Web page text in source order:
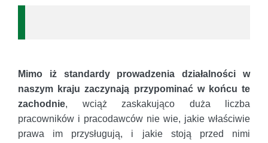
Mimo iż standardy prowadzenia działalności w
naszym kraju zaczynają przypominać w końcu te
zachodnie, wciąż zaskakująco duża liczba
pracowników i pracodawców nie wie, jakie właściwie
prawa im przysługują, i jakie stoją przed nimi